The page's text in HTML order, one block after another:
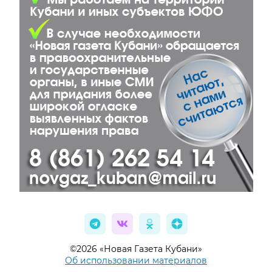
©2026 «Новая Газета Кубани»
Об использовании материалов